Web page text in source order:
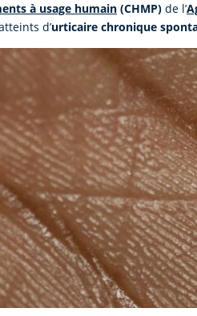
à usage humain (CHMP) de l’
d’urticaire chronique